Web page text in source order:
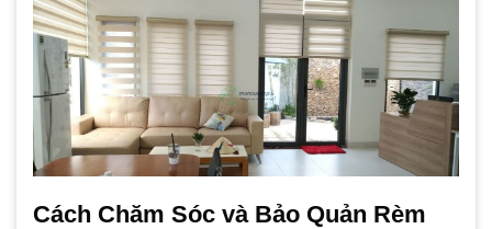
Cách Chăm Sóc và Bảo Quản Rèm